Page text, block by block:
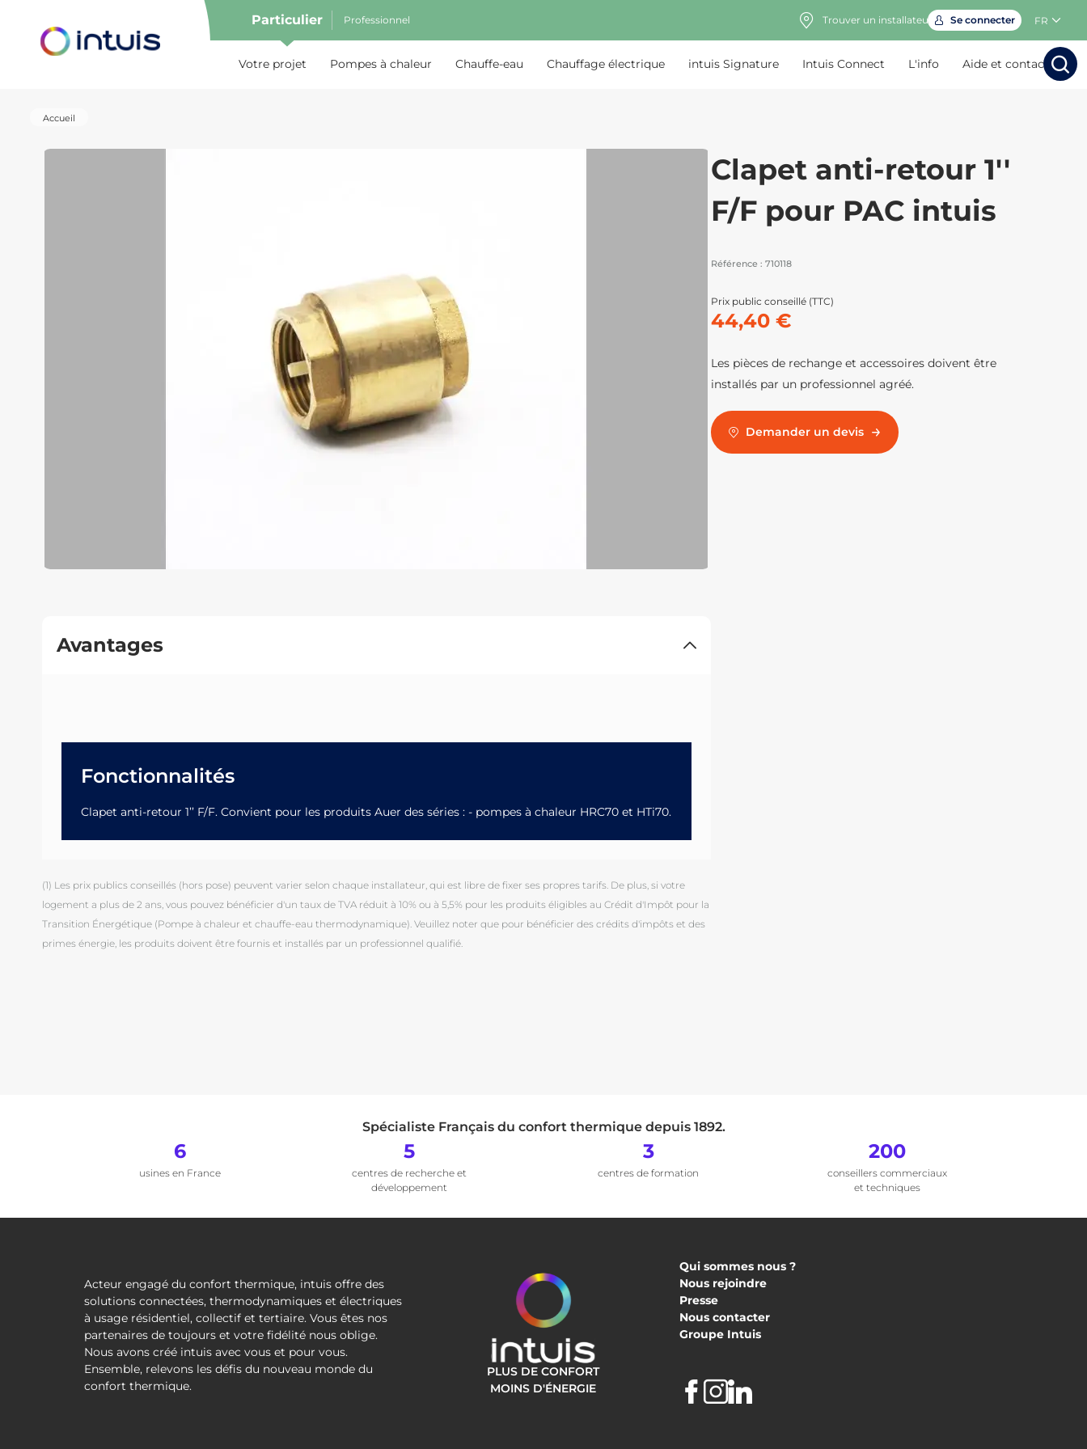
Particulier Professionnel Trouver un installateur Se connecter FR
Votre projet Pompes à chaleur Chauffe-eau Chauffage électrique intuis Signature Intuis Connect L'info Aide et contact
RechercherRechercher
menu
Accueil
Avantages
Fonctionnalités
Clapet anti-retour 1’’ F/F. Convient pour les produits Auer des séries : - pompes à chaleur HRC70 et HTi70.
(1) Les prix publics conseillés (hors pose) peuvent varier selon chaque installateur, qui est libre de fixer ses propres tarifs. De plus, si votre
logement a plus de 2 ans, vous pouvez bénéficier d'un taux de TVA réduit à 10% ou à 5,5% pour les produits éligibles au Crédit d'Impôt pour la
Transition Énergétique (Pompe à chaleur et chauffe-eau thermodynamique). Veuillez noter que pour bénéficier des crédits d'impôts et des
primes énergie, les produits doivent être fournis et installés par un professionnel qualifié.
Clapet anti-retour 1''
F/F pour PAC intuis
Référence : 710118
Prix public conseillé (TTC)
44,40 €
Les pièces de rechange et accessoires doivent être
installés par un professionnel agréé.
Demander un devis
Spécialiste Français du confort thermique depuis 1892.
6
usines en France
5
centres de recherche et
développement
3
centres de formation
200
conseillers commerciaux
et techniques
Acteur engagé du confort thermique, intuis offre des
solutions connectées, thermodynamiques et électriques
à usage résidentiel, collectif et tertiaire. Vous êtes nos
partenaires de toujours et votre fidélité nous oblige.
Nous avons créé intuis avec vous et pour vous.
Ensemble, relevons les défis du nouveau monde du
confort thermique.
PLUS DE CONFORT
MOINS D'ÉNERGIE
Qui sommes nous ?
Nous rejoindre
Presse
Nous contacter
Groupe Intuis
Facebook
Instagram
Linkedin